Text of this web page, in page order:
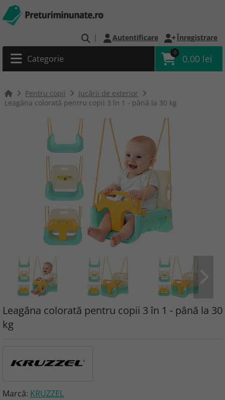
| Autentificare Înregistrare
Categorie
0
0.00 lei
Pentru copii
Jucării de exterior
Leagăna colorată pentru copii 3 în 1 - până la 30 kg
Leagăna colorată pentru copii 3 în 1 - până la 30
kg
Marcă: KRUZZEL